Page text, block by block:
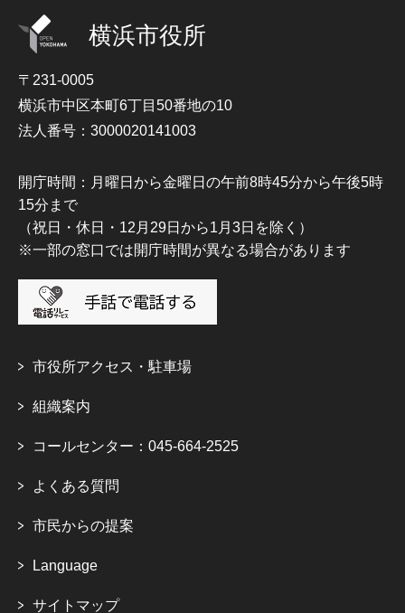
横浜市役所
〒231-0005
横浜市中区本町6丁目50番地の10
法人番号：3000020141003
開庁時間：月曜日から金曜日の午前8時45分から午後5時
15分まで
（祝日・休日・12月29日から1月3日を除く）
※一部の窓口では開庁時間が異なる場合があります
市役所アクセス・駐車場
組織案内
コールセンター：045-664-2525
よくある質問
市民からの提案
Language
サイトマップ